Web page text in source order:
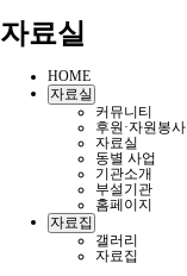
자료실
HOME
자료실
커뮤니티
후원·자원봉사
자료실
동별 사업
기관소개
부설기관
홈페이지
자료집
갤러리
자료집